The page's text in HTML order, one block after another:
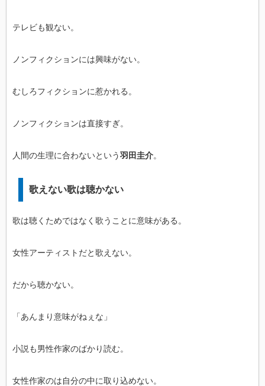
テレビも観ない。
ノンフィクションには興味がない。
むしろフィクションに惹かれる。
ノンフィクションは直接すぎ。
人間の生理に合わないという羽田圭介。
歌えない歌は聴かない
歌は聴くためではなく歌うことに意味がある。
女性アーティストだと歌えない。
だから聴かない。
「あんまり意味がねぇな」
小説も男性作家のばかり読む。
女性作家のは自分の中に取り込めない。